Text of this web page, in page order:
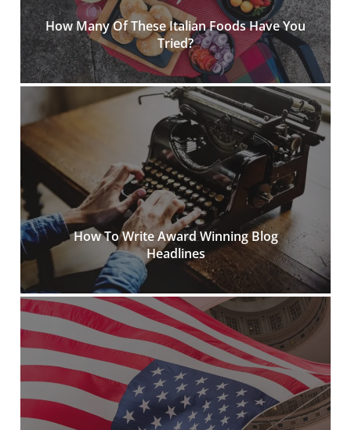
How Many Of These Italian Foods Have You
Tried?
How To Write Award Winning Blog
Headlines